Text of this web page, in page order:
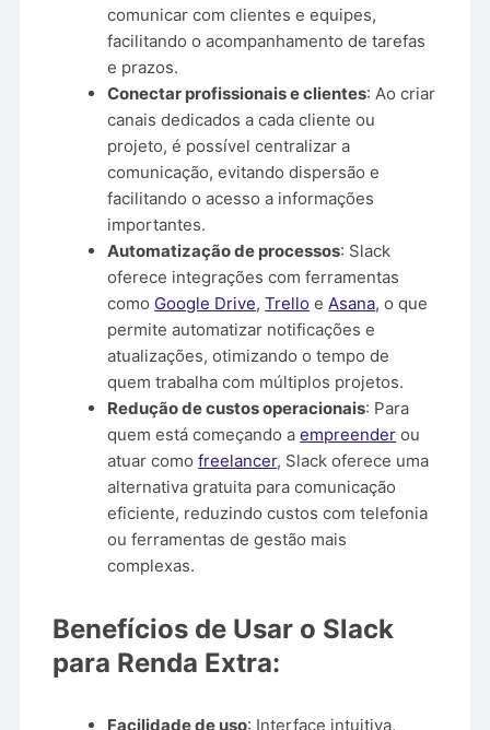
comunicar com clientes e equipes,
facilitando o acompanhamento de tarefas
e prazos.
Conectar profissionais e clientes: Ao criar
canais dedicados a cada cliente ou
projeto, é possível centralizar a
comunicação, evitando dispersão e
facilitando o acesso a informações
importantes.
Automatização de processos: Slack
oferece integrações com ferramentas
como Google Drive,Trello eAsana, o que
permite automatizar notificações e
atualizações, otimizando o tempo de
quem trabalha com múltiplos projetos.
Redução de custos operacionais: Para
quem está começando aempreender ou
atuar comofreelancer, Slack oferece uma
alternativa gratuita para comunicação
eficiente, reduzindo custos com telefonia
ou ferramentas de gestão mais
complexas.
Benefícios de Usar o Slack
para Renda Extra:
Facilidade de uso: Interface intuitiva,